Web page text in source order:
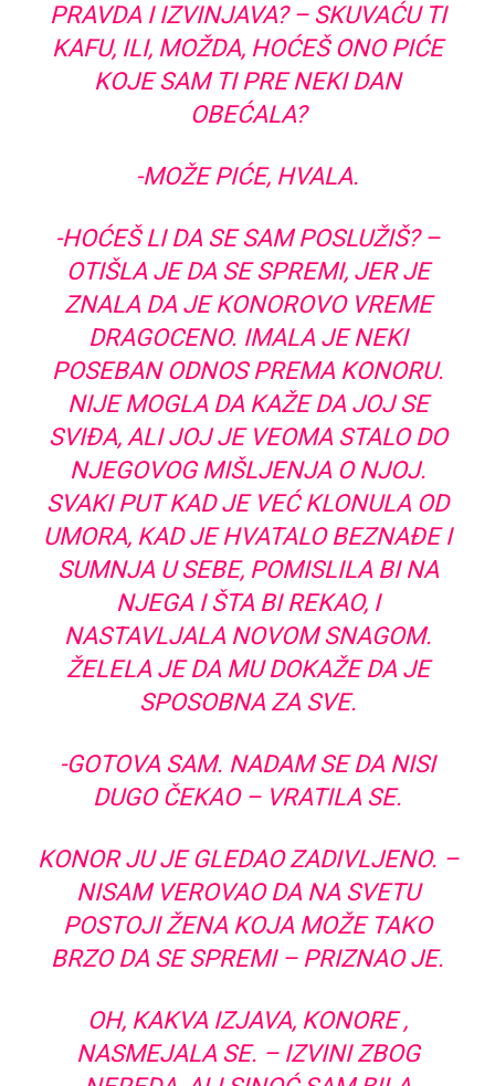
PRAVDA I IZVINJAVA? – SKUVAĆU TI
KAFU, ILI, MOŽDA, HOĆEŠ ONO PIĆE
KOJE SAM TI PRE NEKI DAN
OBEĆALA?
-MOŽE PIĆE, HVALA.
-HOĆEŠ LI DA SE SAM POSLUŽIŠ? –
OTIŠLA JE DA SE SPREMI, JER JE
ZNALA DA JE KONOROVO VREME
DRAGOCENO. IMALA JE NEKI
POSEBAN ODNOS PREMA KONORU.
NIJE MOGLA DA KAŽE DA JOJ SE
SVIĐA, ALI JOJ JE VEOMA STALO DO
NJEGOVOG MIŠLJENJA O NJOJ.
SVAKI PUT KAD JE VEĆ KLONULA OD
UMORA, KAD JE HVATALO BEZNAĐE I
SUMNJA U SEBE, POMISLILA BI NA
NJEGA I ŠTA BI REKAO, I
NASTAVLJALA NOVOM SNAGOM.
ŽELELA JE DA MU DOKAŽE DA JE
SPOSOBNA ZA SVE.
-GOTOVA SAM. NADAM SE DA NISI
DUGO ČEKAO – VRATILA SE.
KONOR JU JE GLEDAO ZADIVLJENO. –
NISAM VEROVAO DA NA SVETU
POSTOJI ŽENA KOJA MOŽE TAKO
BRZO DA SE SPREMI – PRIZNAO JE.
OH, KAKVA IZJAVA, KONORE ,
NASMEJALA SE. – IZVINI ZBOG